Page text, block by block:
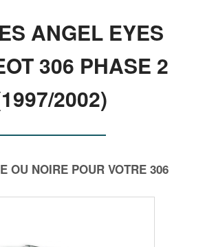
ANGEL EYES
306 PHASE 2
2002)
OU NOIRE POUR VOTRE 306